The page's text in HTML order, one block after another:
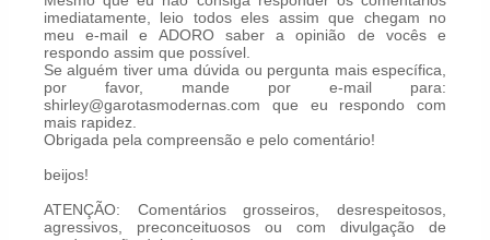
imediatamente, leio todos eles assim que chegam no
meu e-mail e ADORO saber a opinião de vocês e
respondo assim que possível.
Se alguém tiver uma dúvida ou pergunta mais específica,
por favor, mande por e-mail para:
shirley@garotasmodernas.com que eu respondo com
mais rapidez.
Obrigada pela compreensão e pelo comentário!
beijos!
ATENÇÃO: Comentários grosseiros, desrespeitosos,
agressivos, preconceituosos ou com divulgação de